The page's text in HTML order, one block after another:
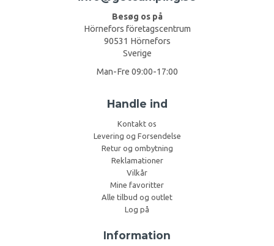
Besøg os på
Hörnefors företagscentrum
90531 Hörnefors
Sverige
Man-Fre 09:00-17:00
Handle ind
Kontakt os
Levering og Forsendelse
Retur og ombytning
Reklamationer
Vilkår
Mine favoritter
Alle tilbud og outlet
Log på
Information